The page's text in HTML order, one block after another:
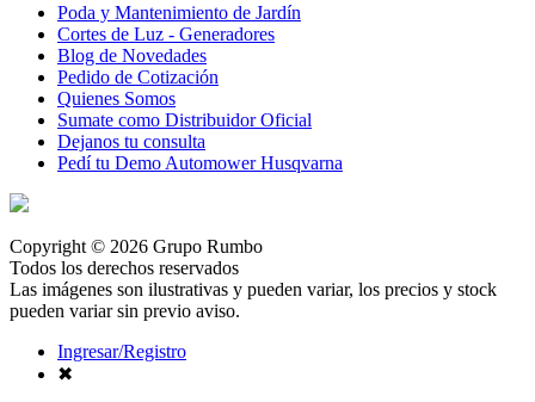
Poda y Mantenimiento de Jardín
Cortes de Luz - Generadores
Blog de Novedades
Pedido de Cotización
Quienes Somos
Sumate como Distribuidor Oficial
Dejanos tu consulta
Pedí tu Demo Automower Husqvarna
Copyright © 2026 Grupo Rumbo
Todos los derechos reservados
Las imágenes son ilustrativas y pueden variar, los precios y stock
pueden variar sin previo aviso.
Ingresar/Registro
✖